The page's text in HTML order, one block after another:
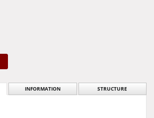
INFORMATION STRUCTURE